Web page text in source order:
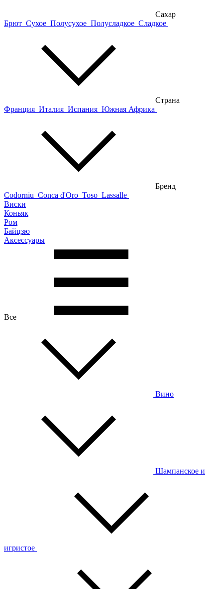
Сахар
Брют Сухое Полусухое Полусладкое Сладкое
Страна
Франция Италия Испания Южная Африка
Бренд
Codorniu Conca d'Oro Toso Lassalle
Виски
Коньяк
Ром
Байцзю
Аксессуары
Все
Вино
Шампанское и
игристое